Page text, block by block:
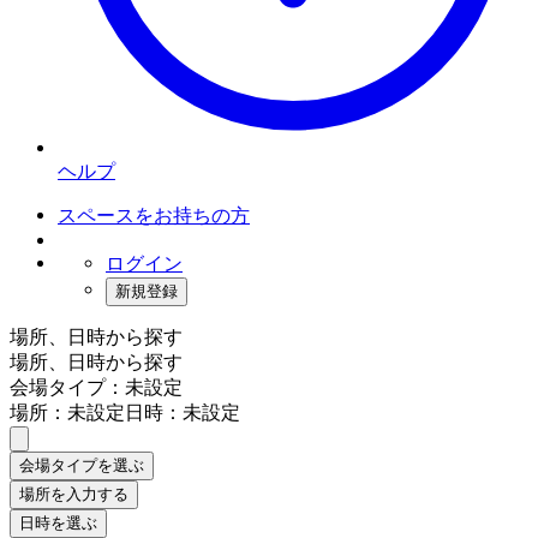
ヘルプ
スペースをお持ちの方
ログイン
新規登録
場所、日時から探す
場所、日時から探す
会場タイプ：未設定
場所：未設定日時：未設定
会場タイプを選ぶ
場所を入力する
日時を選ぶ